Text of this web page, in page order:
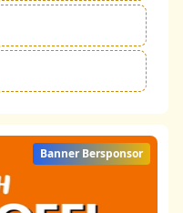
Banner Bersponsor